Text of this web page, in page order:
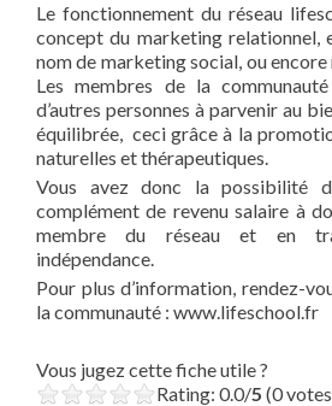
Le fonctionnement du réseau
concept du marketing relationnel,
nom de marketing social, ou
Les membres de la
d’autres personnes à parvenir au
équilibrée, ceci grâce à la
naturelles et thérapeutiques.
Vous avez donc la possibilité
complément de revenu salaire à
membre du réseau et en
indépendance.
Pour plus d’information, rendez-
la communauté : www.lifeschool.fr
Vous jugez cette fiche utile ?
Rating: 0.0/5 (0